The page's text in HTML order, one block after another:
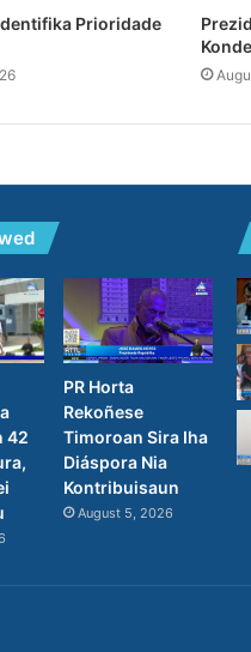
Prioridade
42
PR Horta
Rekoñese
Timoroan Sira Iha
Diáspora Nia
Kontribuisaun
August 5, 2026